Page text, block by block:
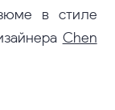
в стиле
Chen